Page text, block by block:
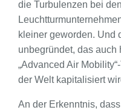
die Turbulenzen bei
kleiner geworden. Und
unbegründet, das
„Advanced Air
der Welt kapitalisiert
An der Erkenntnis,